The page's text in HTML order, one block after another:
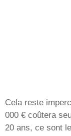
Cela reste
000 € coûtera
20 ans, ce sont